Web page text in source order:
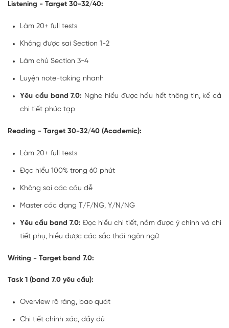
Listening - Target 30-32/40:
Làm 20+ full tests
Không được sai Section 1-2
Làm chủ Section 3-4
Luyện note-taking nhanh
Yêu cầu band 7.0: Nghe hiểu được hầu hết thông tin, kể cả
chi tiết phức tạp
Reading - Target 30-32/40 (Academic):
Làm 20+ full tests
Đọc hiểu 100% trong 60 phút
Không sai các câu dễ
Master các dạng T/F/NG, Y/N/NG
Yêu cầu band 7.0: Đọc hiểu chi tiết, nắm được ý chính và chi
tiết phụ, hiểu được các sắc thái ngôn ngữ
Writing - Target band 7.0:
Task 1 (band 7.0 yêu cầu):
Overview rõ ràng, bao quát
Chi tiết chính xác, đầy đủ